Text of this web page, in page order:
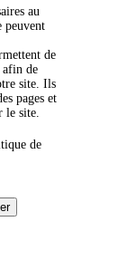
au
peuvent
de
afin de
site. Ils
pages et
le site.
de